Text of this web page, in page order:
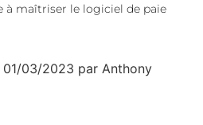
à maîtriser le logiciel de paie
01/03/2023 par Anthony